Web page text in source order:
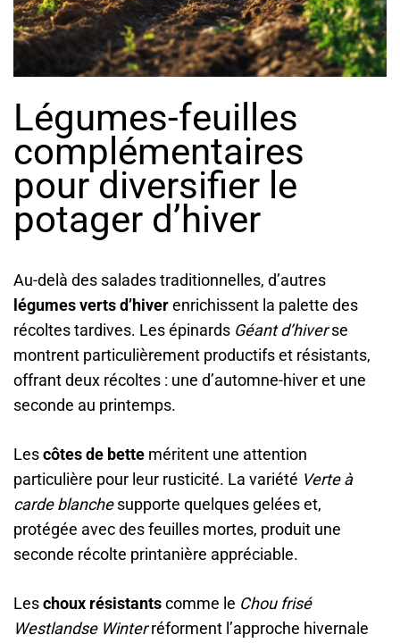
Légumes-feuilles
complémentaires
pour diversifier le
potager d’hiver
Au-delà des salades traditionnelles, d’autres
légumes verts d’hiverenrichissent la palette des
récoltes tardives. Les épinards Géant d’hiverse
montrent particulièrement productifs et résistants,
offrant deux récoltes : une d’automne-hiver et une
seconde au printemps.
Lescôtes de bette méritent une attention
particulière pour leur rusticité. La variété Verte à
carde blanchesupporte quelques gelées et,
protégée avec des feuilles mortes, produit une
seconde récolte printanière appréciable.
Leschoux résistantscomme le Chou frisé
Westlandse Winterréforment l’approche hivernale